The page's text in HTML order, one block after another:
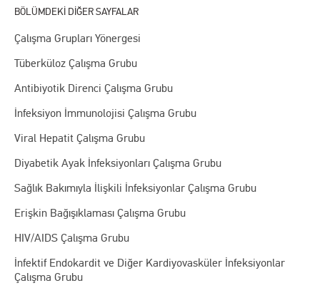
Çalışma Grupları Yönergesi
Tüberküloz Çalışma Grubu
Antibiyotik Direnci Çalışma Grubu
İnfeksiyon İmmunolojisi Çalışma Grubu
Viral Hepatit Çalışma Grubu
Diyabetik Ayak İnfeksiyonları Çalışma Grubu
Sağlık Bakımıyla İlişkili İnfeksiyonlar Çalışma Grubu
Erişkin Bağışıklaması Çalışma Grubu
HIV/AIDS Çalışma Grubu
İnfektif Endokardit ve Diğer Kardiyovasküler İnfeksiyonlar
Çalışma Grubu